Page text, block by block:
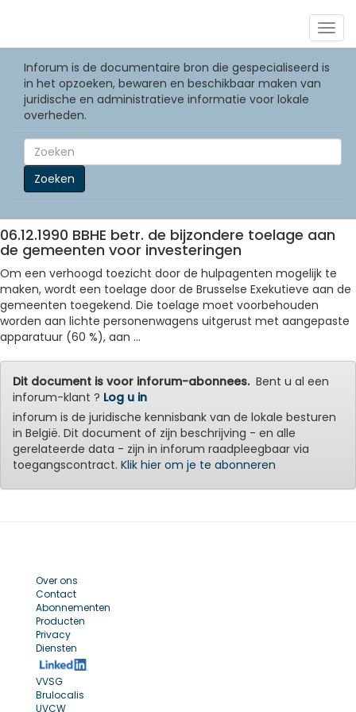
Inforum is de documentaire bron die gespecialiseerd is
in het opzoeken, bewaren en beschikbaar maken van
juridische en administratieve informatie voor lokale
overheden.
Zoeken
06.12.1990 BBHE betr. de bijzondere toelage aan
de gemeenten voor investeringen
Om een verhoogd toezicht door de hulpagenten mogelijk te
maken, wordt een toelage door de Brusselse Exekutieve aan de
gemeenten toegekend. Die toelage moet voorbehouden
worden aan lichte personenwagens uitgerust met aangepaste
apparatuur (60 %), aan ...
Dit document is voor inforum-abonnees.Bent u al een
inforum-klant ? Log u in
inforum is de juridische kennisbank van de lokale besturen
in België. Dit document of zijn beschrijving - en alle
gerelateerde data - zijn in inforum raadpleegbaar via
toegangscontract. Klik hier om je te abonneren
Over ons
Contact
Abonnementen
Producten
Privacy
Diensten
VVSG
Brulocalis
UVCW